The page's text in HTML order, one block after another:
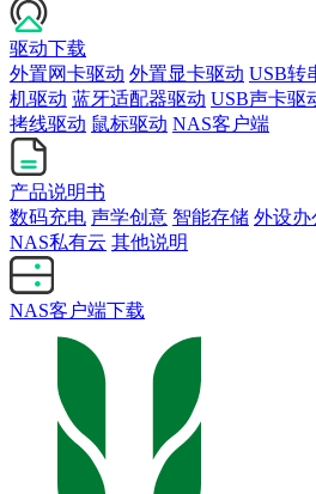
驱动下载
外置网卡驱动 外置显卡驱动 USB转
机驱动 蓝牙适配器驱动 USB声卡驱
拷线驱动 鼠标驱动 NAS客户端
产品说明书
数码充电 声学创意 智能存储 外设办
NAS私有云 其他说明
NAS客户端下载